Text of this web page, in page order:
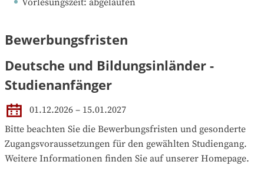
Bewerbungsfristen
Deutsche und Bildungsinländer -
Studienanfänger
01.12.2026 – 15.01.2027
Bitte beachten Sie die Bewerbungsfristen und gesonderte
Zugangsvoraussetzungen für den gewählten Studiengang.
Weitere Informationen finden Sie auf unserer Homepage.